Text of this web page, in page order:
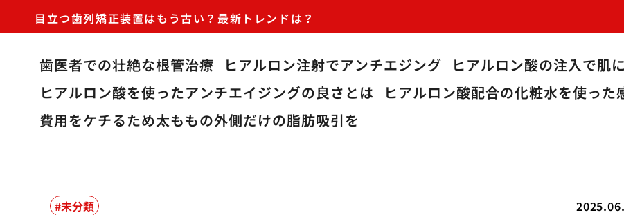
目立つ歯列矯正装置はもう古い？最新トレンドは？
歯医者での壮絶な根管治療 ヒアルロン注射でアンチエジング
ヒアルロン酸の注入で肌
ヒアルロン酸を使ったアンチエイジングの良さとは
ヒアルロン酸配合の化粧水を使った
費用をケチるため太ももの外側だけの脂肪吸引を
未分類